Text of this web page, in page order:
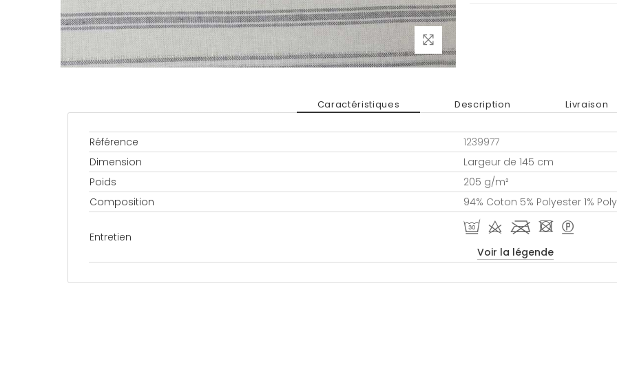
Caractéristiques Description Livraison
Référence
1239977
Dimension
Largeur de 145 cm
Poids
205 g/m²
Composition
94% Coton 5% Polyester 1%
Entretien
R d l - >
Voir la légende